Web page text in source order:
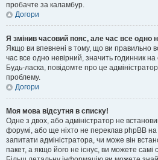
пробачте за каламбур.
Догори
Я змінив часовий пояс, але час все одно
Якщо ви впевнені в тому, що ви правильно
час все одно невірний, значить годинник
Будь-ласка, повідомте про це
проблему.
Догори
Моя мова відсутня в списку!
Одне з двох, або адміністратор не
форумі, або ще ніхто не переклав phpBB
запитати адміністратора, чи може він
пакет, а якщо його не існує, ви можете